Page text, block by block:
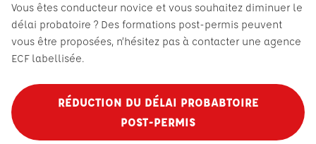
Vous êtes conducteur novice et vous souhaitez diminuer le
délai probatoire ? Des formations post-permis peuvent
vous être proposées, n’hésitez pas à contacter une agence
ECF labellisée.
RÉDUCTION DU DÉLAI PROBABTOIRE
POST-PERMIS